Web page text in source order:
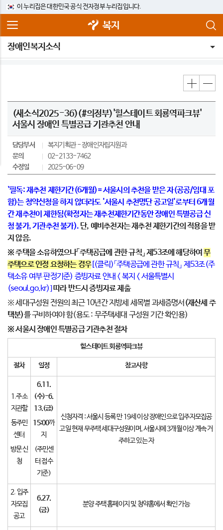
이 누리집은 대한민국 공식 전자정부 누리집입니다.
복지
장애인복지소식
(새소식2025-36)(#의정부)'힐스테이트 회룡역파크뷰'
서울시 장애인 특별공급 기관추천 안내
담당부서 복지기획관
장애인자립지원과
문의
02-2133-7462
수정일
2025-06-09
`필독: 재추천 제한기간(6개월)= 서울시의 추천을 받은 자(공공/임대 포
함)는 청약신청을 하지 않더라도 '서울시 추천명단 공고일'로부터 6개월
간 재추천이 제한됨(확정자는 재추천제한기간동안 장애인 특별공급 신
청 불가, 기관추천 불가). 단, 예비추천자는 재추천 제한기간의 적용을 받
지 않음.
※ 주택을 소유하였으나「주택공급에 관한 규칙」 제53조에 해당하여무
주택으로 인정 요청하는 경우[(클릭)「주택공급에 관한 규칙」 제53조(주
택소유 여부 판정기준) 증빙자료 안내 < 복지 < 서울특별시
(seoul.go.kr)]따라 반드시 증빙자료 제출
※ 세대구성원 전원의 최근 10년간 지방세 세목별 과세증명서 (재산세 주
택분)를 구비하여야 함(용도 : 무주택세대 구성원 기간 확인용)
※ 서울시 장애인 특별공급 기관추천 절차
힐스테이트 회룡역파크뷰
절차 일정 참고사항
1.주소
지관할
동주민
센터
방문 신
청
6.11.
(수)-6.
13.(금)
15:00까
지
(주민센
터 접수
기준)
신청자격 : 서울시 등록 만 19세 이상 장애인으로 입주자모집공
고일 현재 무주택 세대구성원이며, 서울시에 3개월 이상 계속 거
주하고 있는 자
2. 입주
자모집
공고
6.27.
(금)
분양 주택 홈페이지 및 청약홈에서 확인 가능